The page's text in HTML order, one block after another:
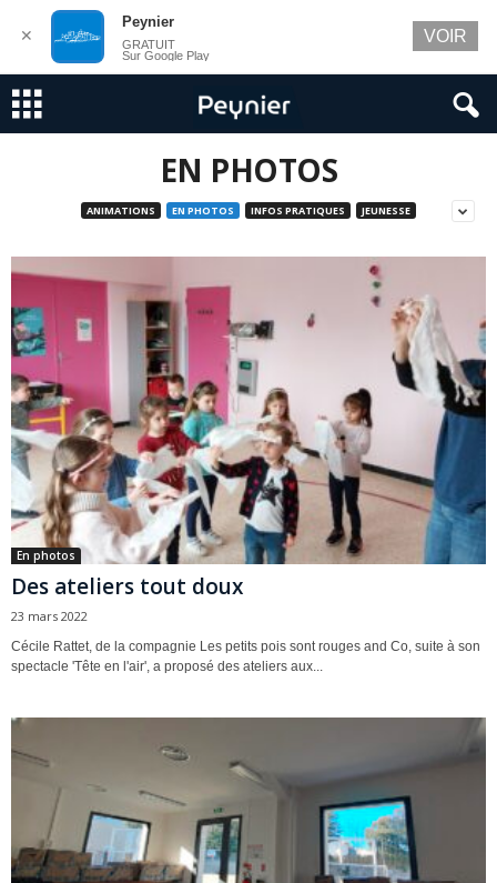
EN PHOTOS
ANIMATIONS EN PHOTOS INFOS PRATIQUES JEUNESSE
En photos
Des ateliers tout doux
23 mars 2022
Cécile Rattet, de la compagnie Les petits pois sont rouges and Co, suite à son
spectacle 'Tête en l'air', a proposé des ateliers aux...
✕
Peynier
GRATUIT
Sur Google Play
VOIR